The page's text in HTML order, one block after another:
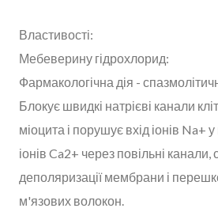
Властивості:
Мебеверину гідрохлорид:
Фармакологічна дія -
Блокує швидкі натрієві канали
міоцита і порушує вхід іонів Na+ у
іонів Ca2+ через повільні
деполяризації мембрани і
м'язових волокон.